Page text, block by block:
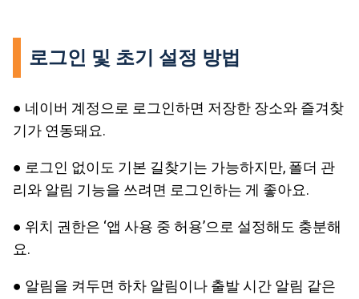
로그인 및 초기 설정 방법
● 네이버 계정으로 로그인하면 저장한 장소와 즐겨찾
기가 연동돼요.
● 로그인 없이도 기본 길찾기는 가능하지만, 폴더 관
리와 알림 기능을 쓰려면 로그인하는 게 좋아요.
● 위치 권한은 ‘앱 사용 중 허용’으로 설정해도 충분해
요.
● 알림을 켜두면 하차 알림이나 출발 시간 알림 같은